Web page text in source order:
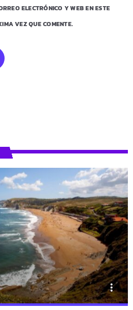
ELECTRÓNICO Y WEB EN ESTE
VEZ QUE COMENTE.
more_vert